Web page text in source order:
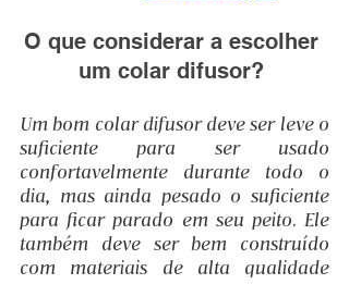
O que considerar a escolher
um colar difusor?
Um bom colar difusor deve ser leve o
suficiente para ser usado
confortavelmente durante todo o
dia, mas ainda pesado o suficiente
para ficar parado em seu peito. Ele
também deve ser bem construído
com materiais de alta qualidade